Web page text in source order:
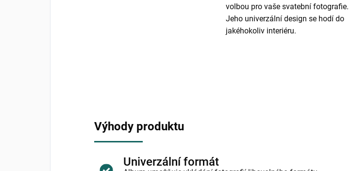
volbou pro vaše svatební fotografie.
Jeho univerzální design se hodí do
jakéhokoliv interiéru.
Výhody produktu
Univerzální formát